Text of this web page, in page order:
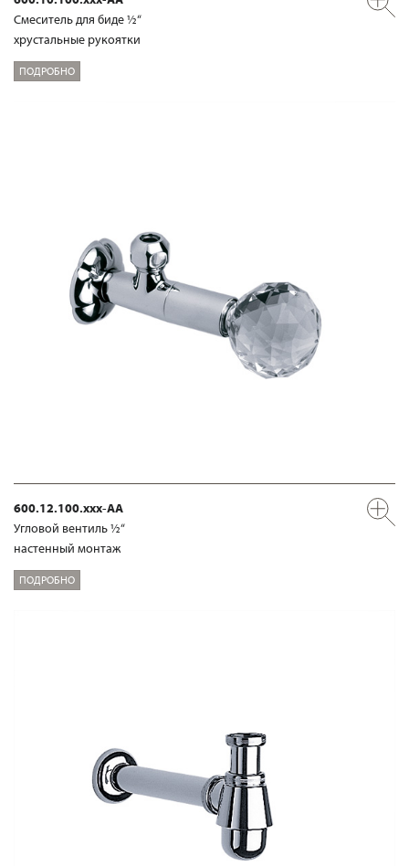
Смеситель для биде ½“
хрустальные рукоятки
ПОДРОБНО
600.12.100.xxx-AA
Угловой вентиль ½“
настенный монтаж
ПОДРОБНО